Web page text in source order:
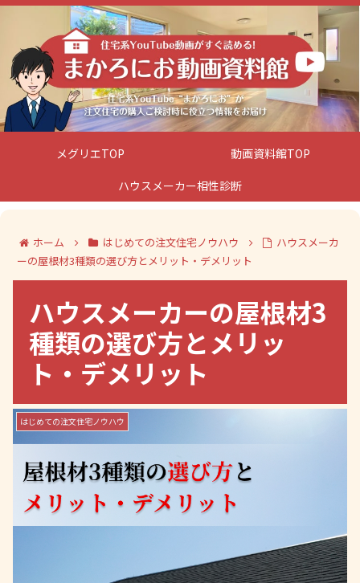
メグリエTOP
動画資料館TOP
ハウスメーカー相性診断
ホーム はじめての注文住宅ノウハウ
ハウスメーカ
ーの屋根材3種類の選び方とメリット・デメリット
ハウスメーカーの屋根材3
種類の選び方とメリッ
ト・デメリット
はじめての注文住宅ノウハウ